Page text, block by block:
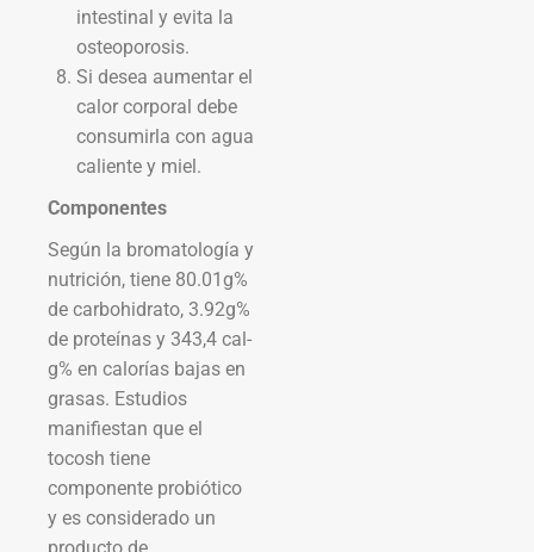
intestinal y evita la
osteoporosis.
Si desea aumentar el
calor corporal debe
consumirla con agua
caliente y miel.
Componentes
Según la bromatología y
nutrición, tiene 80.01g%
de carbohidrato, 3.92g%
de proteínas y 343,4 cal-
g% en calorías bajas en
grasas. Estudios
manifiestan que el
tocosh tiene
componente probiótico
y es considerado un
producto de